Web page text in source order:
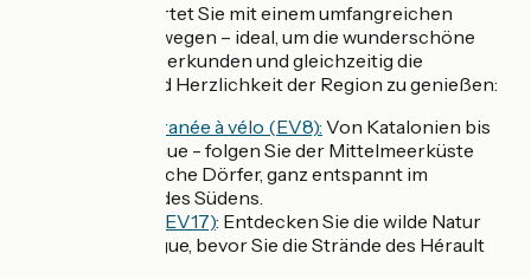
Okzitanien erwartet Sie mit einem umfangreichen
Angebot an Radwegen – ideal, um die wunderschöne
Landschaften zu erkunden und gleichzeitig die
Authentizität und Herzlichkeit der Region zu genießen:
La Méditerranée à vélo (EV8): Von Katalonien bis
zur Camargue - folgen Sie der Mittelmeerküste
durch typische Dörfer, ganz entspannt im
Rhythmus des Südens.
ViaRhôna (EV17): Entdecken Sie die wilde Natur
der Camargue, bevor Sie die Strände des Hérault